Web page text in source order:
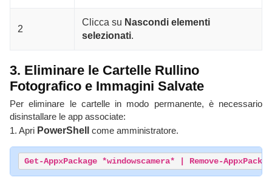
2
Clicca su Nascondi elementi
selezionati.
3. Eliminare le Cartelle Rullino
Fotografico e Immagini Salvate
Per eliminare le cartelle in modo permanente, è necessario
disinstallare le app associate:
1. Apri PowerShell come amministratore.
Get-AppxPackage *windowscamera* | Remove-